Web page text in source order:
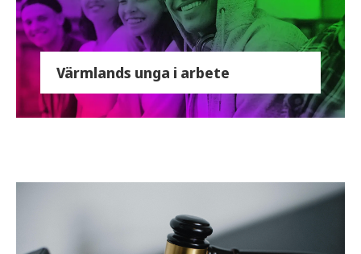
Värmlands unga i arbete